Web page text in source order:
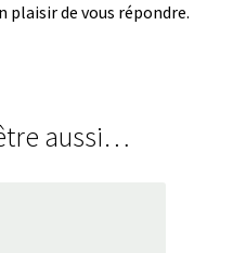
plaisir de vous répondre.
aussi…